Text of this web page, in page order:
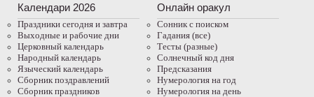
Календари 2026
Праздники сегодня и завтра
Выходные и рабочие дни
Церковный календарь
Народный календарь
Языческий календарь
Сборник поздравлений
Сборник праздников
Онлайн оракул
Cонник с поиском
Гадания (все)
Тесты (разные)
Солнечный код дня
Предсказания
Нумерология на год
Нумерология на день